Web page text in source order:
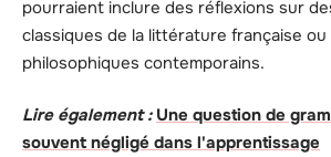
pourraient inclure des réflexions sur
classiques de la littérature française
philosophiques contemporains.
Lire également : Une question de
souvent négligé dans l'apprentissage